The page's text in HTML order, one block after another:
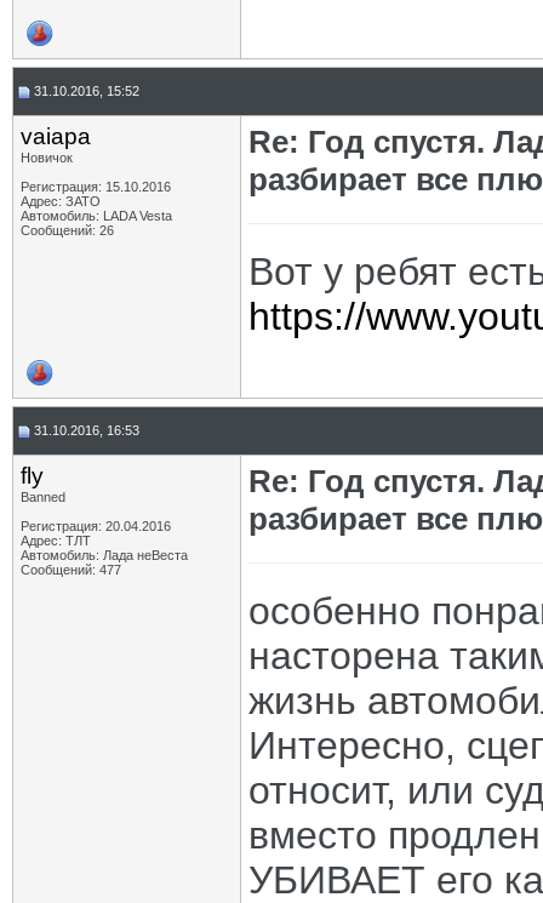
31.10.2016, 15:52
vaiapa
Новичок
Регистрация: 15.10.2016
Адрес: ЗАТО
Автомобиль: LADA Vesta
Сообщений: 26
Re: Год спустя.
разбирает все
Вот у ребят
https://
31.10.2016, 16:53
fly
Banned
Регистрация: 20.04.2016
Адрес: ТЛТ
Автомобиль: Лада неВеста
Сообщений: 477
Re: Год спустя.
разбирает все
особенно
насторена
жизнь
Интересно,
относит, или
вместо
УБИВАЕТ его